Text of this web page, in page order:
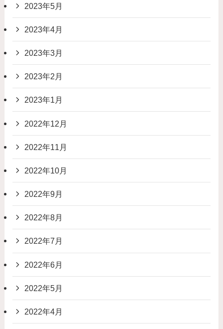
2023年5月
2023年4月
2023年3月
2023年2月
2023年1月
2022年12月
2022年11月
2022年10月
2022年9月
2022年8月
2022年7月
2022年6月
2022年5月
2022年4月